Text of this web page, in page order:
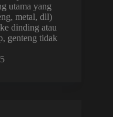
utama yang
metal, dll)
dinding atau
genteng tidak